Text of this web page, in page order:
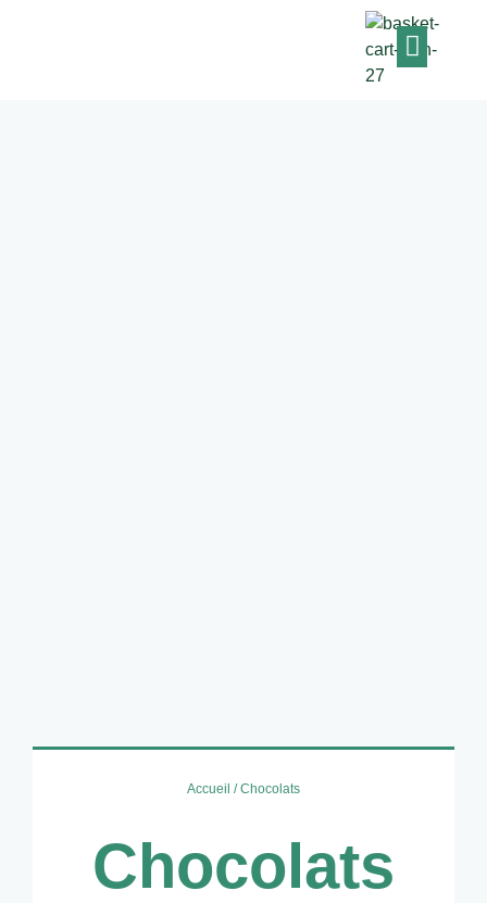
Accueil / Chocolats
Chocolats